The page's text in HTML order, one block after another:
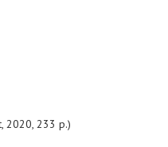
2020, 233 p.)